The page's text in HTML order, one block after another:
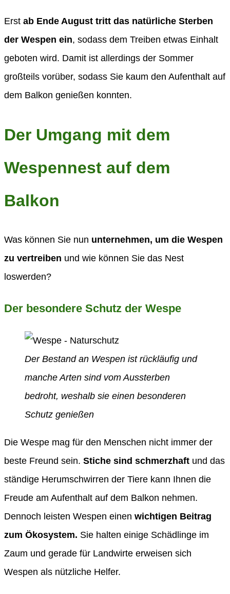
Erst ab Ende August tritt das natürliche Sterben
der Wespen ein, sodass dem Treiben etwas Einhalt
geboten wird. Damit ist allerdings der Sommer
großteils vorüber, sodass Sie kaum den Aufenthalt auf
dem Balkon genießen konnten.
Der Umgang mit dem
Wespennest auf dem
Balkon
Was können Sie nun unternehmen, um die Wespen
zu vertreiben und wie können Sie das Nest
loswerden?
Der besondere Schutz der Wespe
Der Bestand an Wespen ist rückläufig und
manche Arten sind vom Aussterben
bedroht, weshalb sie einen besonderen
Schutz genießen
Die Wespe mag für den Menschen nicht immer der
beste Freund sein. Stiche sind schmerzhaft und das
ständige Herumschwirren der Tiere kann Ihnen die
Freude am Aufenthalt auf dem Balkon nehmen.
Dennoch leisten Wespen einen wichtigen Beitrag
zum Ökosystem. Sie halten einige Schädlinge im
Zaum und gerade für Landwirte erweisen sich
Wespen als nützliche Helfer.